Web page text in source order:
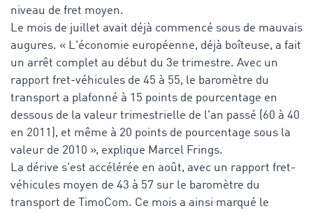
niveau de fret moyen.
Le mois de juillet avait déjà commencé sous de mauvais
augures. « L'économie européenne, déjà boîteuse, a fait
un arrêt complet au début du 3e trimestre. Avec un
rapport fret-véhicules de 45 à 55, le baromètre du
transport a plafonné à 15 points de pourcentage en
dessous de la valeur trimestrielle de l'an passé (60 à 40
en 2011), et même à 20 points de pourcentage sous la
valeur de 2010 », explique Marcel Frings.
La dérive s'est accélérée en août, avec un rapport fret-
véhicules moyen de 43 à 57 sur le baromètre du
transport de TimoCom. Ce mois a ainsi marqué le